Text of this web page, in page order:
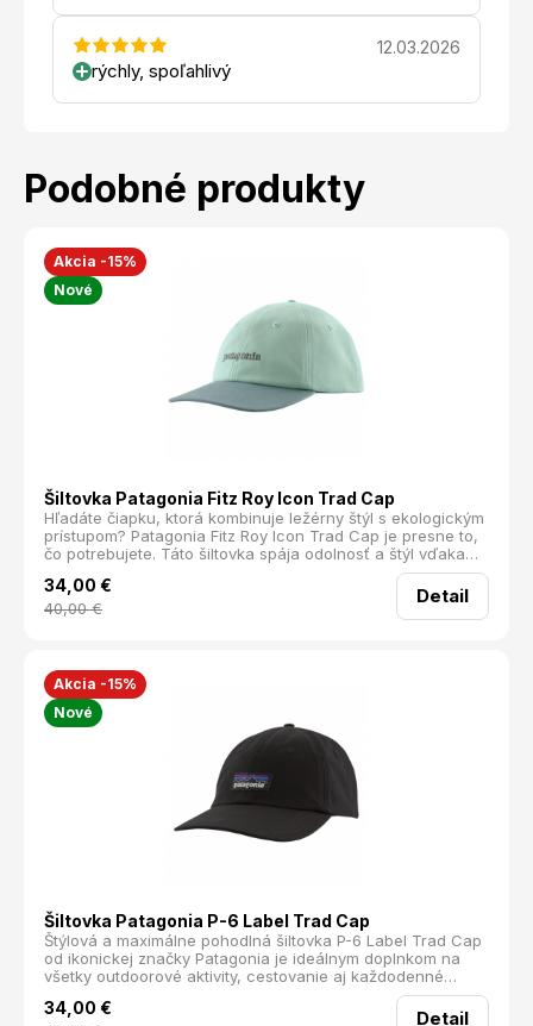
12.03.2026
rýchly, spoľahlivý
Podobné produkty
Akcia -15%
Nové
Šiltovka Patagonia Fitz Roy Icon Trad Cap
Hľadáte čiapku, ktorá kombinuje ležérny štýl s ekologickým
prístupom? Patagonia Fitz Roy Icon Trad Cap je presne to,
čo potrebujete. Táto šiltovka spája odolnosť a štýl vďaka
svojmu bio bavlnenému plátnu, z ktorého je vyrobená
korunka aj šilt. Navyše, šilt má jadro z recyklovaných
rybárskych sietí NetPlus®, čím prispieva k ochrane našich
34,00 €
40,00€
Detail
Akcia -15%
Nové
Šiltovka Patagonia P-6 Label Trad Cap
Štýlová a maximálne pohodlná šiltovka P-6 Label Trad Cap
od ikonickej značky Patagonia je ideálnym doplnkom na
všetky outdoorové aktivity, cestovanie aj každodenné
nosenie do mesta. Tento model vsádza na nestarnúci
šesťpanelový dizajn s nízkym profilom, ktorý skvele sedí na
34,00 € Detail